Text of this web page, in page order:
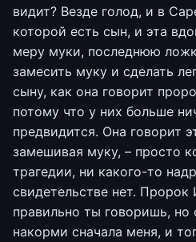
видит? Везде голод, и в
которой есть сын, и эта
меру муки, последнюю
замесить муку и сделать
сыну, как она говорит
потому что у них больше
предвидится. Она говорит
замешивая муку, – просто
трагедии, ни какого-то
свидетельстве нет. Пророк
правильно ты говоришь, но
накорми сначала меня, и